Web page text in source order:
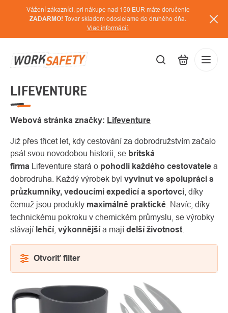
Vážení zákazníci, pri nákupe nad 150 EUR máte doručenie
ZADARMO! Tovar skladom odosielame do druhého dňa.
Viac informácií.
LIFEVENTURE
Webová stránka značky: Lifeventure
Již přes třicet let, kdy cestování za dobrodružstvím začalo
psát svou novodobou historii, se britská
firma Lifeventure stará o pohodlí každého cestovatele a
dobrodruha. Každý výrobek byl vyvinut ve spolupráci s
průzkumníky, vedoucími expedicí a sportovci , díky
čemuž jsou produkty maximálně praktické . Navíc, díky
technickému pokroku v chemickém průmyslu, se výrobky
stávají lehčí výkonnější a mají delší životnost
Otvoriť filter
VÝPIS
PRODUKTOV